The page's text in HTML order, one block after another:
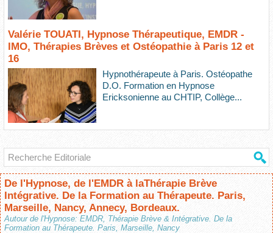
Valérie TOUATI, Hypnose Thérapeutique, EMDR -
IMO, Thérapies Brèves et Ostéopathie à Paris 12 et
16
Hypnothérapeute à Paris. Ostéopathe
D.O. Formation en Hypnose
Ericksonienne au CHTIP, Collège...
De l'Hypnose, de l'EMDR à laThérapie Brève
Intégrative. De la Formation au Thérapeute. Paris,
Marseille, Nancy, Annecy, Bordeaux.
Autour de l'Hypnose: EMDR, Thérapie Brève & Intégrative. De la
Formation au Thérapeute. Paris, Marseille, Nancy